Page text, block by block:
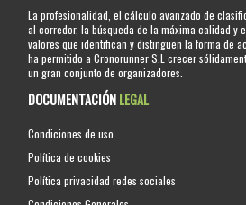
La profesionalidad, el cálculo avanzado de
al corredor, la búsqueda de la máxima calidad y
valores que identifican y distinguen la forma de
ha permitido a Cronorunner S.L crecer
un gran conjunto de organizadores.
DOCUMENTACIÓNLEGAL
Condiciones de uso
Política de cookies
Política privacidad redes sociales